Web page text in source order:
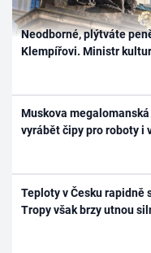
Neodborné, plýtváte
Klempířovi. Ministr
Muskova
vyrábět čipy pro roboty i
Teploty v Česku rapidně
Tropy však brzy utnou